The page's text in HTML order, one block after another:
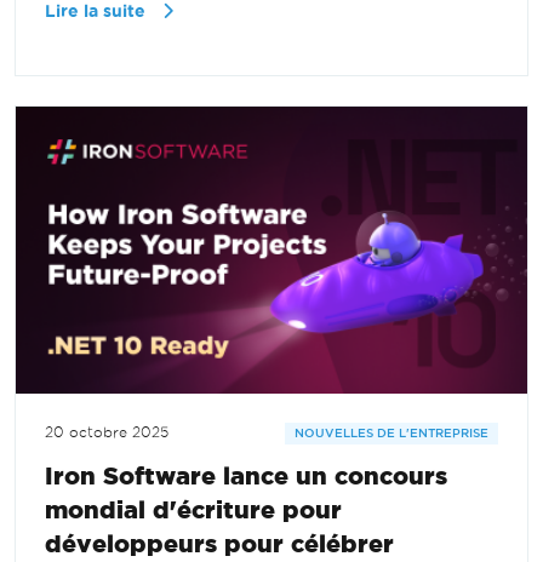
Lire la suite
20 octobre 2025 NOUVELLES DE L'ENTREPRISE
Iron Software lance un concours
mondial d'écriture pour
développeurs pour célébrer